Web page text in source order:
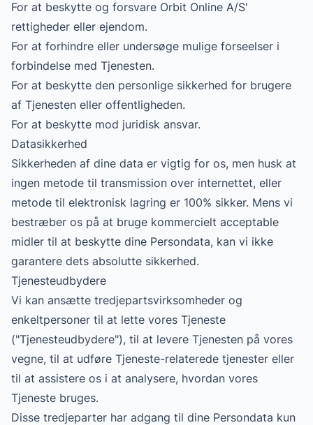
For at beskytte og forsvare Orbit Online A/S'
rettigheder eller ejendom.
For at forhindre eller undersøge mulige forseelser i
forbindelse med Tjenesten.
For at beskytte den personlige sikkerhed for brugere
af Tjenesten eller offentligheden.
For at beskytte mod juridisk ansvar.
Datasikkerhed
Sikkerheden af dine data er vigtig for os, men husk at
ingen metode til transmission over internettet, eller
metode til elektronisk lagring er 100% sikker. Mens vi
bestræber os på at bruge kommercielt acceptable
midler til at beskytte dine Persondata, kan vi ikke
garantere dets absolutte sikkerhed.
Tjenesteudbydere
Vi kan ansætte tredjepartsvirksomheder og
enkeltpersoner til at lette vores Tjeneste
("Tjenesteudbydere"), til at levere Tjenesten på vores
vegne, til at udføre Tjeneste-relaterede tjenester eller
til at assistere os i at analysere, hvordan vores
Tjeneste bruges.
Disse tredjeparter har adgang til dine Persondata kun